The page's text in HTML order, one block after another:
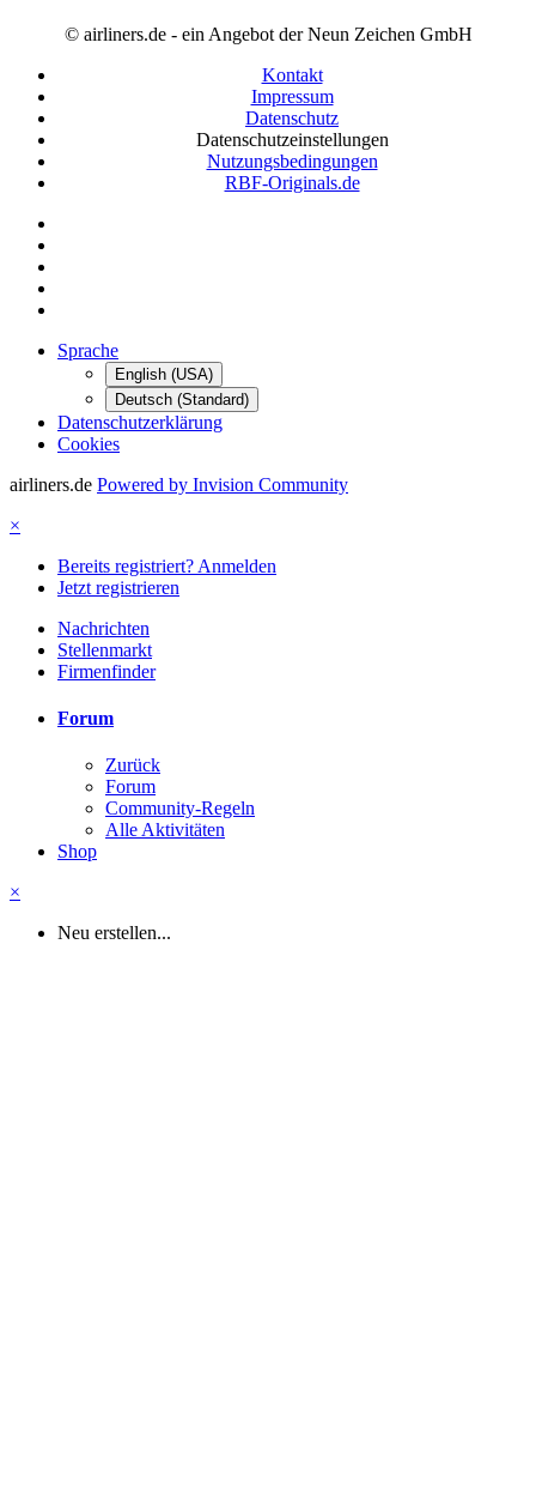
© airliners.de - ein Angebot der Neun Zeichen GmbH
Kontakt
Impressum
Datenschutz
Datenschutzeinstellungen
Nutzungsbedingungen
RBF-Originals.de
Sprache
English (USA)
Deutsch (Standard)
Datenschutzerklärung
Cookies
airliners.de Powered by Invision Community
×
Bereits registriert? Anmelden
Jetzt registrieren
Nachrichten
Stellenmarkt
Firmenfinder
Forum
Zurück
Forum
Community-Regeln
Alle Aktivitäten
Shop
×
Neu erstellen...